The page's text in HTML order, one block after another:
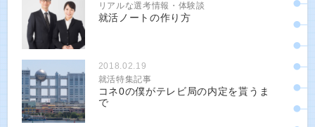
リアルな選考情報・体験談
就活ノートの作り方
2018.02.19
就活特集記事
コネ0の僕がテレビ局の内定を貰うま
で